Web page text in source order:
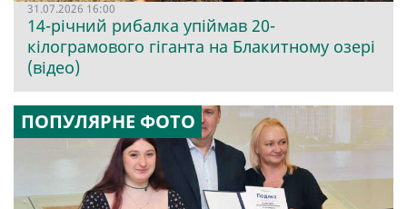
31.07.2026 16:00
14-річний рибалка упіймав 20-
кілограмового гіганта на Блакитному озері
(відео)
ПОПУЛЯРНЕ ФОТО